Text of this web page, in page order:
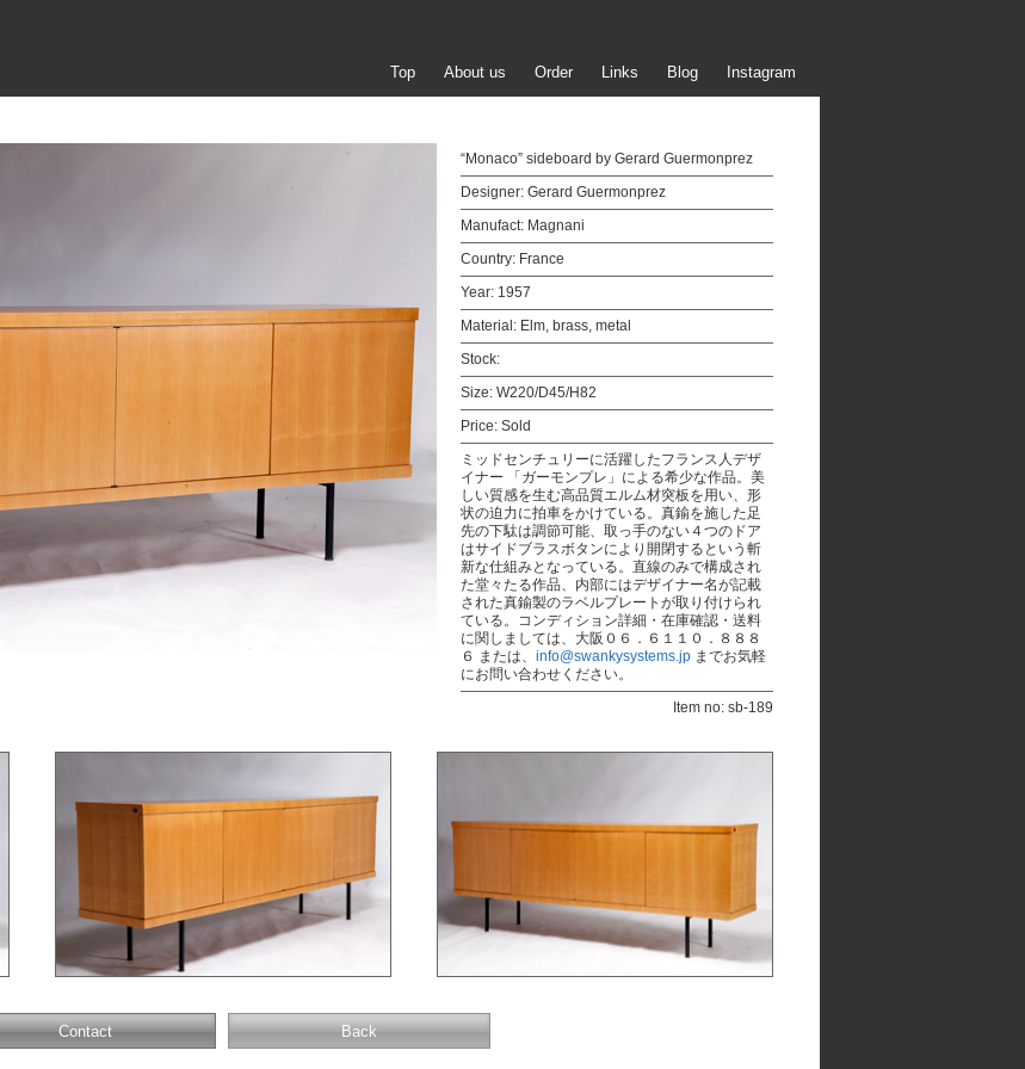
Top About us Order Links Blog Instagram
“Monaco” sideboard by Gerard Guermonprez
Designer: Gerard Guermonprez
Manufact: Magnani
Country: France
Year: 1957
Material: Elm, brass, metal
Stock:
Size: W220/D45/H82
Price: Sold
ミッドセンチュリーに活躍したフランス人デザ
イナー 「ガーモンプレ」による希少な作品。美
しい質感を生む高品質エルム材突板を用い、形
状の迫力に拍車をかけている。真鍮を施した足
先の下駄は調節可能、取っ手のない４つのドア
はサイドブラスボタンにより開閉するという斬
新な仕組みとなっている。直線のみで構成され
た堂々たる作品、内部にはデザイナー名が記載
された真鍮製のラベルプレートが取り付けられ
ている。コンディション詳細・在庫確認・送料
に関しましては、大阪０６．６１１０．８８８
６ または、 info@swankysystems.jp までお気軽
にお問い合わせください。
Item no: sb-189
Contact Back